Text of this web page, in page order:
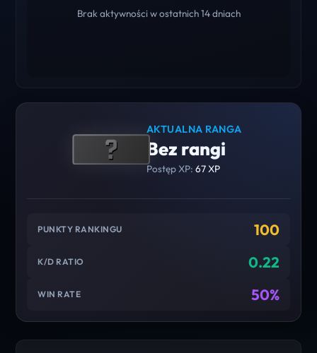
Brak aktywności w ostatnich 14 dniach
AKTUALNA RANGA
Bez rangi
Postęp XP: 67 XP
PUNKTY RANKINGU 100
K/D RATIO 0.22
WIN RATE 50%